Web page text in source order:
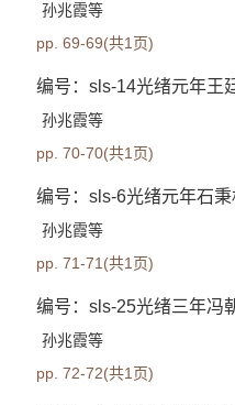
孙兆霞等
pp. 69-69(共1页)
编号：sls-14光绪元年王
孙兆霞等
pp. 70-70(共1页)
编号：sls-6光绪元年石
孙兆霞等
pp. 71-71(共1页)
编号：sls-25光绪三年冯
孙兆霞等
pp. 72-72(共1页)